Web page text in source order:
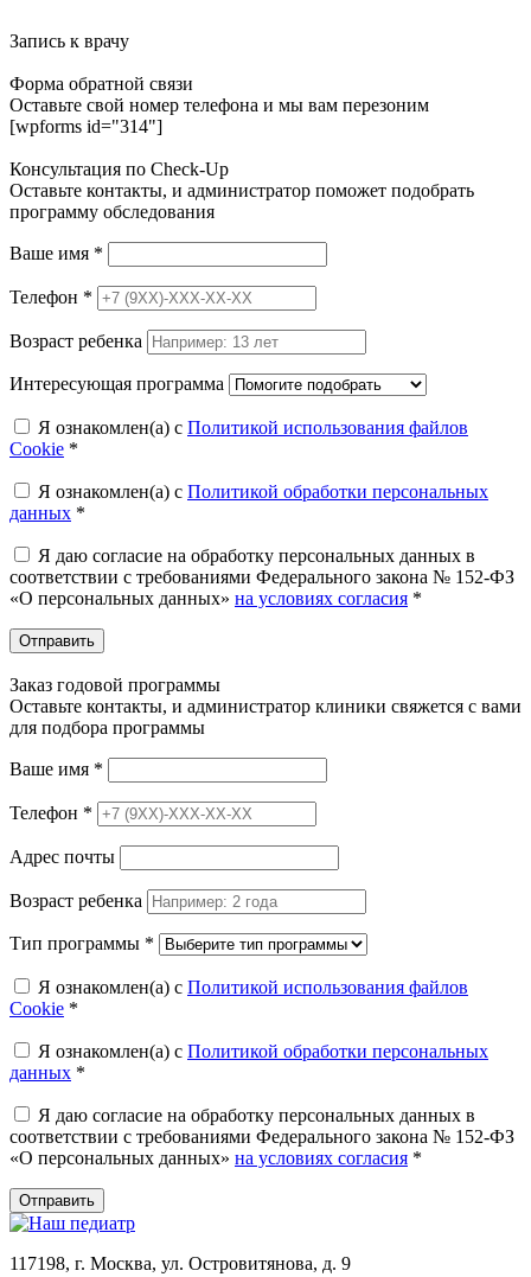
Запись к врачу
Форма обратной связи
Оставьте свой номер телефона и мы вам перезоним
[wpforms id="314"]
Консультация по Check-Up
Оставьте контакты, и администратор поможет подобрать
программу обследования
Ваше имя *
Телефон *
Возраст ребенка
Интересующая программа
Я ознакомлен(а) с Политикой использования файлов
Cookie *
Я ознакомлен(а) с Политикой обработки персональных
данных *
Я даю согласие на обработку персональных данных в
соответствии с требованиями Федерального закона № 152-ФЗ
«О персональных данных» на условиях согласия *
Отправить
Заказ годовой программы
Оставьте контакты, и администратор клиники свяжется с вами
для подбора программы
Ваше имя *
Телефон *
Адрес почты
Возраст ребенка
Тип программы *
Я ознакомлен(а) с Политикой использования файлов
Cookie *
Я ознакомлен(а) с Политикой обработки персональных
данных *
Я даю согласие на обработку персональных данных в
соответствии с требованиями Федерального закона № 152-ФЗ
«О персональных данных» на условиях согласия *
Отправить
117198, г. Москва, ул. Островитянова, д. 9